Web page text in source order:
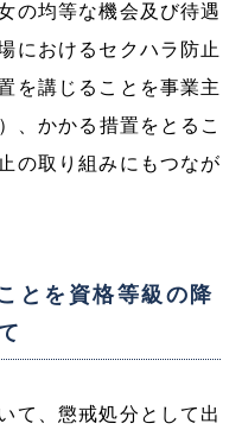
の均等な機会及び待遇
におけるセクハラ防止
を講じることを事業主
、かかる措置をとるこ
の取り組みにもつなが
とを資格等級の降
て、懲戒処分として出